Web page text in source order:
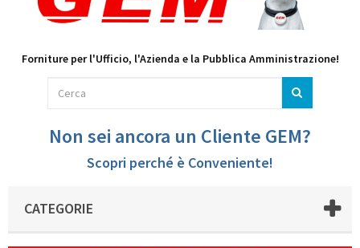
Forniture per l'Ufficio, l'Azienda e la Pubblica Amministrazione!
Non sei ancora un Cliente GEM?
Scopri perché è Conveniente!
CATEGORIE